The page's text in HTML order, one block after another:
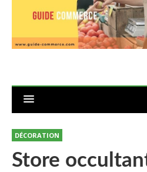
DÉCORATION
Store